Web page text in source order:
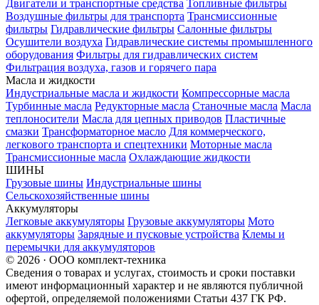
Двигатели и транспортные средства Топливные фильтры
Воздушные фильтры для транспорта Трансмиссионные
фильтры Гидравлические фильтры Салонные фильтры
Осушители воздуха Гидравлические системы промышленного
оборудования Фильтры для гидравлических систем
Фильтрация воздуха, газов и горячего пара
Масла и жидкости
Индустриальные масла и жидкости Компрессорные масла
Турбинные масла Редукторные масла Станочные масла Масла
теплоносители Масла для цепных приводов Пластичные
смазки Трансформаторное масло Для коммерческого,
легкового транспорта и спецтехники Моторные масла
Трансмиссионные масла Охлаждающие жидкости
ШИНЫ
Грузовые шины Индустриальные шины
Сельскохозяйственные шины
Аккумуляторы
Легковые аккумуляторы Грузовые аккумуляторы Мото
аккумуляторы Зарядные и пусковые устройства Клемы и
перемычки для аккумуляторов
© 2026 · ООО комплект-техника
Сведения о товарах и услугах, стоимость и сроки поставки
имеют информационный характер и не являются публичной
офертой, определяемой положениями Статьи 437 ГК РФ.